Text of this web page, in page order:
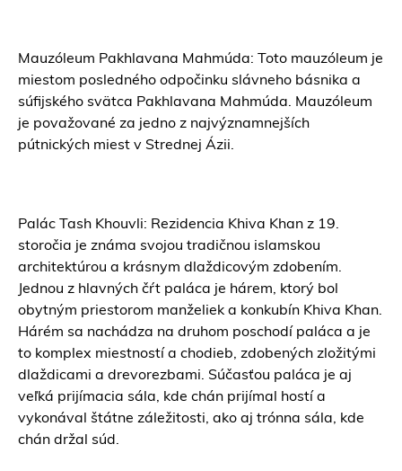
Mauzóleum Pakhlavana Mahmúda: Toto mauzóleum je
miestom posledného odpočinku slávneho básnika a
súfijského svätca Pakhlavana Mahmúda. Mauzóleum
je považované za jedno z najvýznamnejších
pútnických miest v Strednej Ázii.
Palác Tash Khouvli: Rezidencia Khiva Khan z 19.
storočia je známa svojou tradičnou islamskou
architektúrou a krásnym dlaždicovým zdobením.
Jednou z hlavných čŕt paláca je hárem, ktorý bol
obytným priestorom manželiek a konkubín Khiva Khan.
Hárém sa nachádza na druhom poschodí paláca a je
to komplex miestností a chodieb, zdobených zložitými
dlaždicami a drevorezbami. Súčasťou paláca je aj
veľká prijímacia sála, kde chán prijímal hostí a
vykonával štátne záležitosti, ako aj trónna sála, kde
chán držal súd.